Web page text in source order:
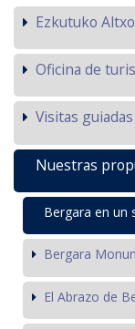
Ezkutuko
Oficina de
Visitas guiadas
Nuestras
Bergara en un
Bergara
El Abrazo de